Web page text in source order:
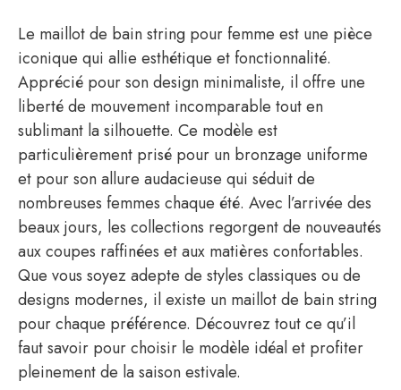
Le maillot de bain string pour femme est une pièce
iconique qui allie esthétique et fonctionnalité.
Apprécié pour son design minimaliste, il offre une
liberté de mouvement incomparable tout en
sublimant la silhouette. Ce modèle est
particulièrement prisé pour un bronzage uniforme
et pour son allure audacieuse qui séduit de
nombreuses femmes chaque été. Avec l’arrivée des
beaux jours, les collections regorgent de nouveautés
aux coupes raffinées et aux matières confortables.
Que vous soyez adepte de styles classiques ou de
designs modernes, il existe un maillot de bain string
pour chaque préférence. Découvrez tout ce qu’il
faut savoir pour choisir le modèle idéal et profiter
pleinement de la saison estivale.